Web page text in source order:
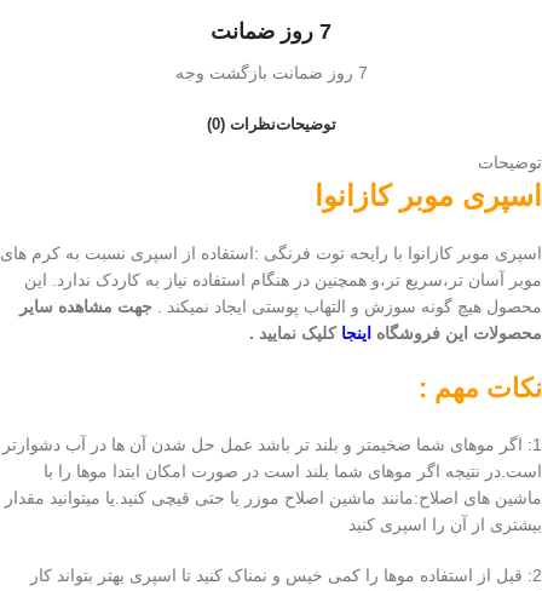
7 روز ضمانت
7 روز ضمانت بازگشت وجه
توضیحاتنظرات (0)
توضیحات
اسپری موبر کازانوا
اسپری موبر کازانوا با رایحه توت فرنگی :استفاده از اسپری نسبت به کرم های
موبر آسان تر،سریع تر،و همچنین در هنگام استفاده نیاز به کاردک ندارد. این
محصول هیچ گونه سوزش و التهاب پوستی ایجاد نمیکند . جهت مشاهده سایر
محصولات این فروشگاه اینجا کلیک نمایید .
نکات مهم :
1: اگر موهای شما ضخیمتر و بلند تر باشد عمل حل شدن آن ها در آب دشوارتر
است.در نتیجه اگر موهای شما بلند است در صورت امکان ابتدا موها را با
ماشین های اصلاح:مانند ماشین اصلاح موزر یا حتی قیچی کنید.یا میتوانید مقدار
بیشتری از آن را اسپری کنید
2: قبل از استفاده موها را کمی خیس و نمناک کنید تا اسپری بهتر بتواند کار